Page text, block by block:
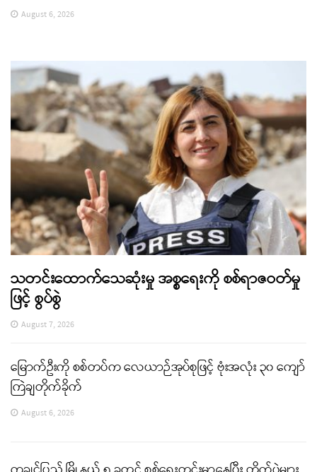
August 6, 2026
သတင်းထောက်သေဆုံးမှု အစ္စရေးကို စစ်ရာဇဝတ်မှု
ဖြင့် စွပ်စွဲ
August 7, 2026
မြောက်ဦးကို စစ်တပ်က လေယာဉ်အုပ်စုဖြင့် ဗုံးအလုံး ၃၀ ကျော်
ကြဲချတိုက်ခိုက်
August 6, 2026